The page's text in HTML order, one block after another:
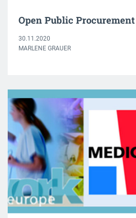
Open Public
30.11.2020
MARLENE GRAUER